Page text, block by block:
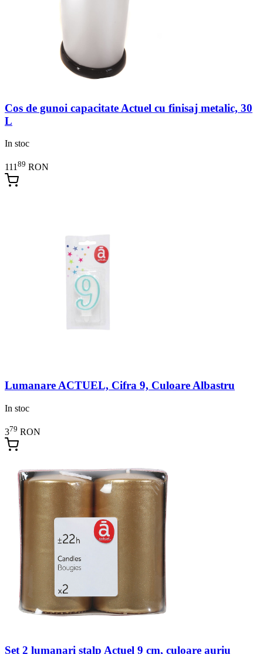
Cos de gunoi capacitate Actuel cu finisaj metalic, 30
L
In stoc
11189 RON
Lumanare ACTUEL, Cifra 9, Culoare Albastru
In stoc
379 RON
Set 2 lumanari stalp Actuel 9 cm, culoare auriu